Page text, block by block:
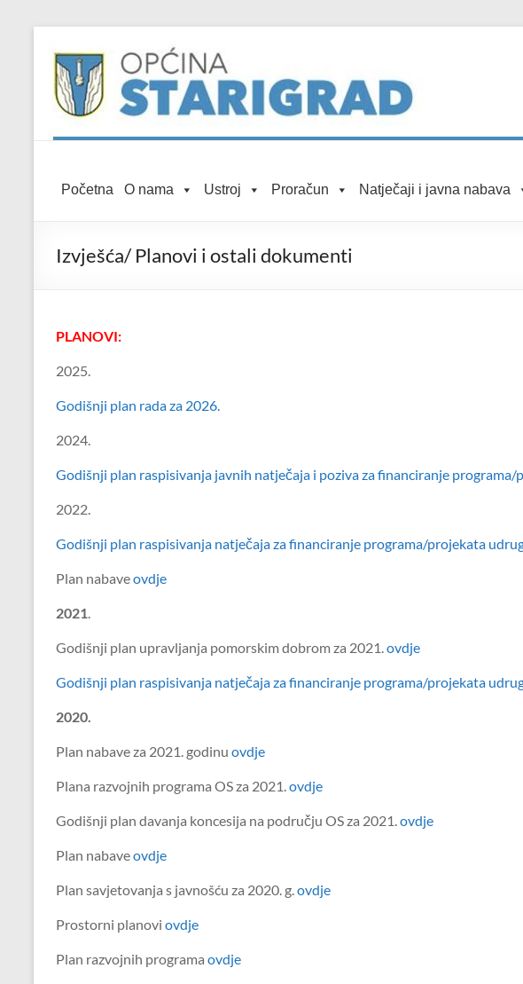
content
Općina
Službena
mrežna
Početna O nama Ustroj Proračun Natječaji i javna nabava
Izvješća/ Planovi i ostali dokumenti
PLANOVI:
2025.
Godišnji plan rada za 2026.
2024.
Godišnji plan raspisivanja javnih natječaja i poziva za financiranje programa/
2022.
Godišnji plan raspisivanja natječaja za financiranje programa/projekata
Plan nabaveovdje
2021.
Godišnji plan upravljanja pomorskim dobrom za 2021.ovdje
Godišnji plan raspisivanja natječaja za financiranje programa/projekata
2020.
Plan nabave za 2021. godinu ovdje
Plana razvojnih programa OS za 2021.ovdje
Godišnji plan davanja koncesija na području OS za 2021.ovdje
Plan nabaveovdje
Plan savjetovanja s javnošću za 2020. g.ovdje
Prostorni planovi ovdje
Plan razvojnih programa ovdje